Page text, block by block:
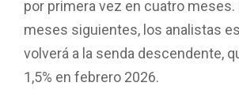
por primera vez en cuatro meses.
meses siguientes, los analistas
volverá a la senda descendente,
1,5% en febrero 2026.